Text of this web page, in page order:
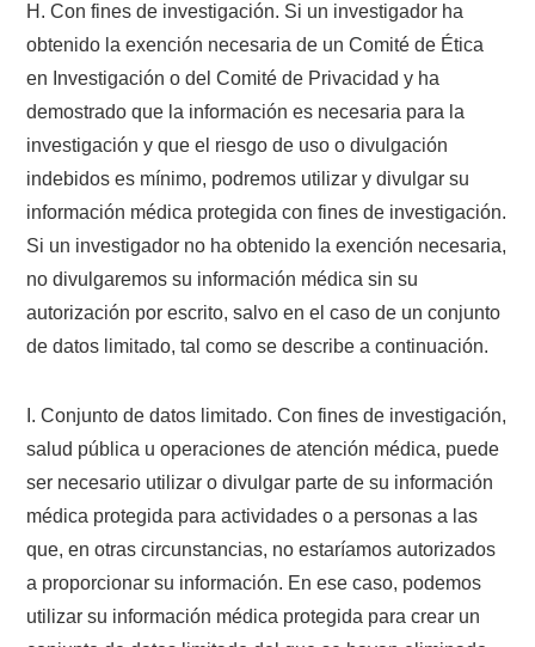
H. Con fines de investigación. Si un investigador ha
obtenido la exención necesaria de un Comité de Ética
en Investigación o del Comité de Privacidad y ha
demostrado que la información es necesaria para la
investigación y que el riesgo de uso o divulgación
indebidos es mínimo, podremos utilizar y divulgar su
información médica protegida con fines de investigación.
Si un investigador no ha obtenido la exención necesaria,
no divulgaremos su información médica sin su
autorización por escrito, salvo en el caso de un conjunto
de datos limitado, tal como se describe a continuación.
I. Conjunto de datos limitado. Con fines de investigación,
salud pública u operaciones de atención médica, puede
ser necesario utilizar o divulgar parte de su información
médica protegida para actividades o a personas a las
que, en otras circunstancias, no estaríamos autorizados
a proporcionar su información. En ese caso, podemos
utilizar su información médica protegida para crear un